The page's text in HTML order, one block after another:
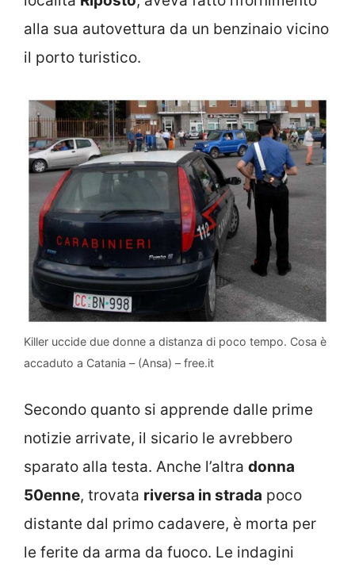
alla sua autovettura da un benzinaio vicino
il porto turistico.
Killer uccide due donne a distanza di poco tempo. Cosa è
accaduto a Catania – (Ansa) – free.it
Secondo quanto si apprende dalle prime
notizie arrivate, il sicario le avrebbero
sparato alla testa. Anche l’altra donna
50enne, trovata riversa in strada poco
distante dal primo cadavere, è morta per
le ferite da arma da fuoco. Le indagini